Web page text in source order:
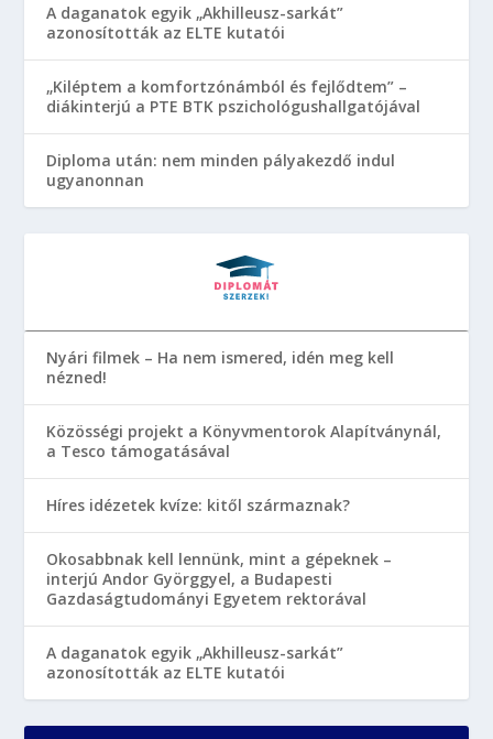
A daganatok egyik „Akhilleusz-sarkát”
azonosították az ELTE kutatói
„Kiléptem a komfortzónámból és fejlődtem” –
diákinterjú a PTE BTK pszichológushallgatójával
Diploma után: nem minden pályakezdő indul
ugyanonnan
Nyári filmek – Ha nem ismered, idén meg kell
nézned!
Közösségi projekt a Könyvmentorok Alapítványnál,
a Tesco támogatásával
Híres idézetek kvíze: kitől származnak?
Okosabbnak kell lennünk, mint a gépeknek –
interjú Andor Györggyel, a Budapesti
Gazdaságtudományi Egyetem rektorával
A daganatok egyik „Akhilleusz-sarkát”
azonosították az ELTE kutatói